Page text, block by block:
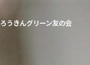
ろうきんグリーン友の会